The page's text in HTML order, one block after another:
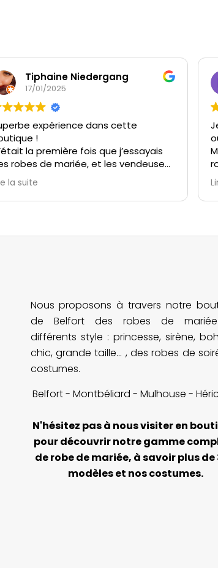
Tiphaine Niedergang
17/01/2025
expérience dans cette
!
la première fois que j’essayais
robes de mariée, et les vendeuses
immédiatement mise à l’aise.
ont été à l’écoute, très patientes,
incroyablement attentionnées.
belle-maman.
recommande cette adresse à
les futures mariées !
la suite
Nous proposons à travers notre
de Belfort des robes de
différents style : princesse, sirène,
chic, grande taille... , des robes de
costumes.
Belfort - Montbéliard - Mulhouse -
N'hésitez pas à nous visiter en
pour découvrir notre gamme
de robe de mariée, à savoir plus de
modèles et nos costumes.